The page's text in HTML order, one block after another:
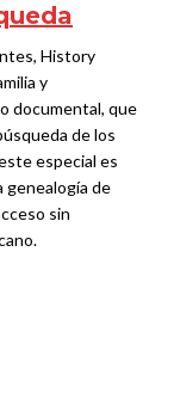
History
y
documental, que
de los
especial es
genealogía de
sin